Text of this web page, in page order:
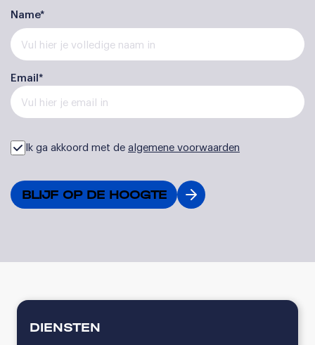
Name*
Email*
Ik ga akkoord met de algemene voorwaarden
DIENSTEN